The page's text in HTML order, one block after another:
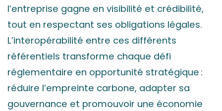
l’entreprise gagne en visibilité et crédibilité,
tout en respectant ses obligations légales.
L’interopérabilité entre ces différents
référentiels transforme chaque défi
réglementaire en opportunité stratégique :
réduire l’empreinte carbone, adapter sa
gouvernance et promouvoir une économie